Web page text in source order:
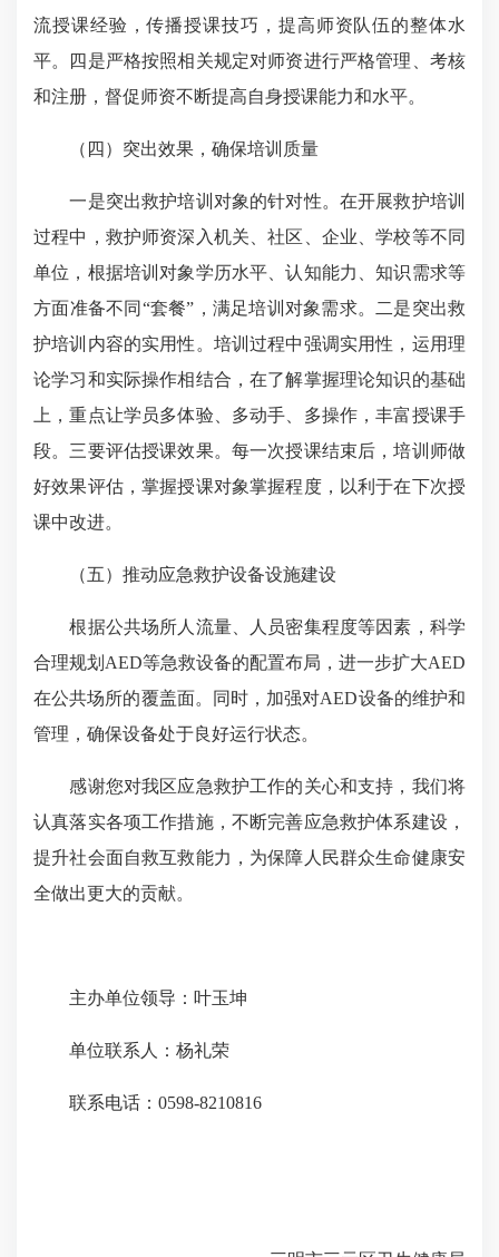
流授课经验，传播授课技巧，提高师资队伍的整体水
平。四是严格按照相关规定对师资进行严格管理、考核
和注册，督促师资不断提高自身授课能力和水平。
（四）突出效果，确保培训质量
一是突出救护培训对象的针对性。在开展救护培训
过程中，救护师资深入机关、社区、企业、学校等不同
单位，根据培训对象学历水平、认知能力、知识需求等
方面准备不同“套餐”，满足培训对象需求。二是突出救
护培训内容的实用性。培训过程中强调实用性，运用理
论学习和实际操作相结合，在了解掌握理论知识的基础
上，重点让学员多体验、多动手、多操作，丰富授课手
段。三要评估授课效果。每一次授课结束后，培训师做
好效果评估，掌握授课对象掌握程度，以利于在下次授
课中改进。
（五）推动应急救护设备设施建设
根据公共场所人流量、人员密集程度等因素，科学
合理规划AED等急救设备的配置布局，进一步扩大AED
在公共场所的覆盖面。同时，加强对AED设备的维护和
管理，确保设备处于良好运行状态。
感谢您对我区应急救护工作的关心和支持，我们将
认真落实各项工作措施，不断完善应急救护体系建设，
提升社会面自救互救能力，为保障人民群众生命健康安
全做出更大的贡献。
主办单位领导：叶玉坤
单位联系人：杨礼荣
联系电话：0598-8210816